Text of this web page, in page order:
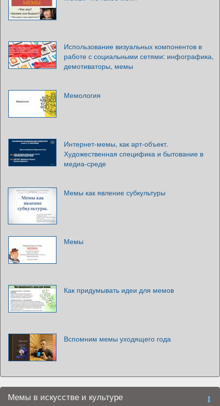
Использование визуальных компонентов в
работе с социальными сетями: инфографика,
демотиваторы, мемы
Мемология
Интернет-мемы, как арт-объект.
Художественная специфика и бытование в
медиа-среде
Мемы как явление субкультуры
Мемы
Как придумывать идеи для мемов
Вспомним мемы уходящего года
Мемы в искусстве и культуре